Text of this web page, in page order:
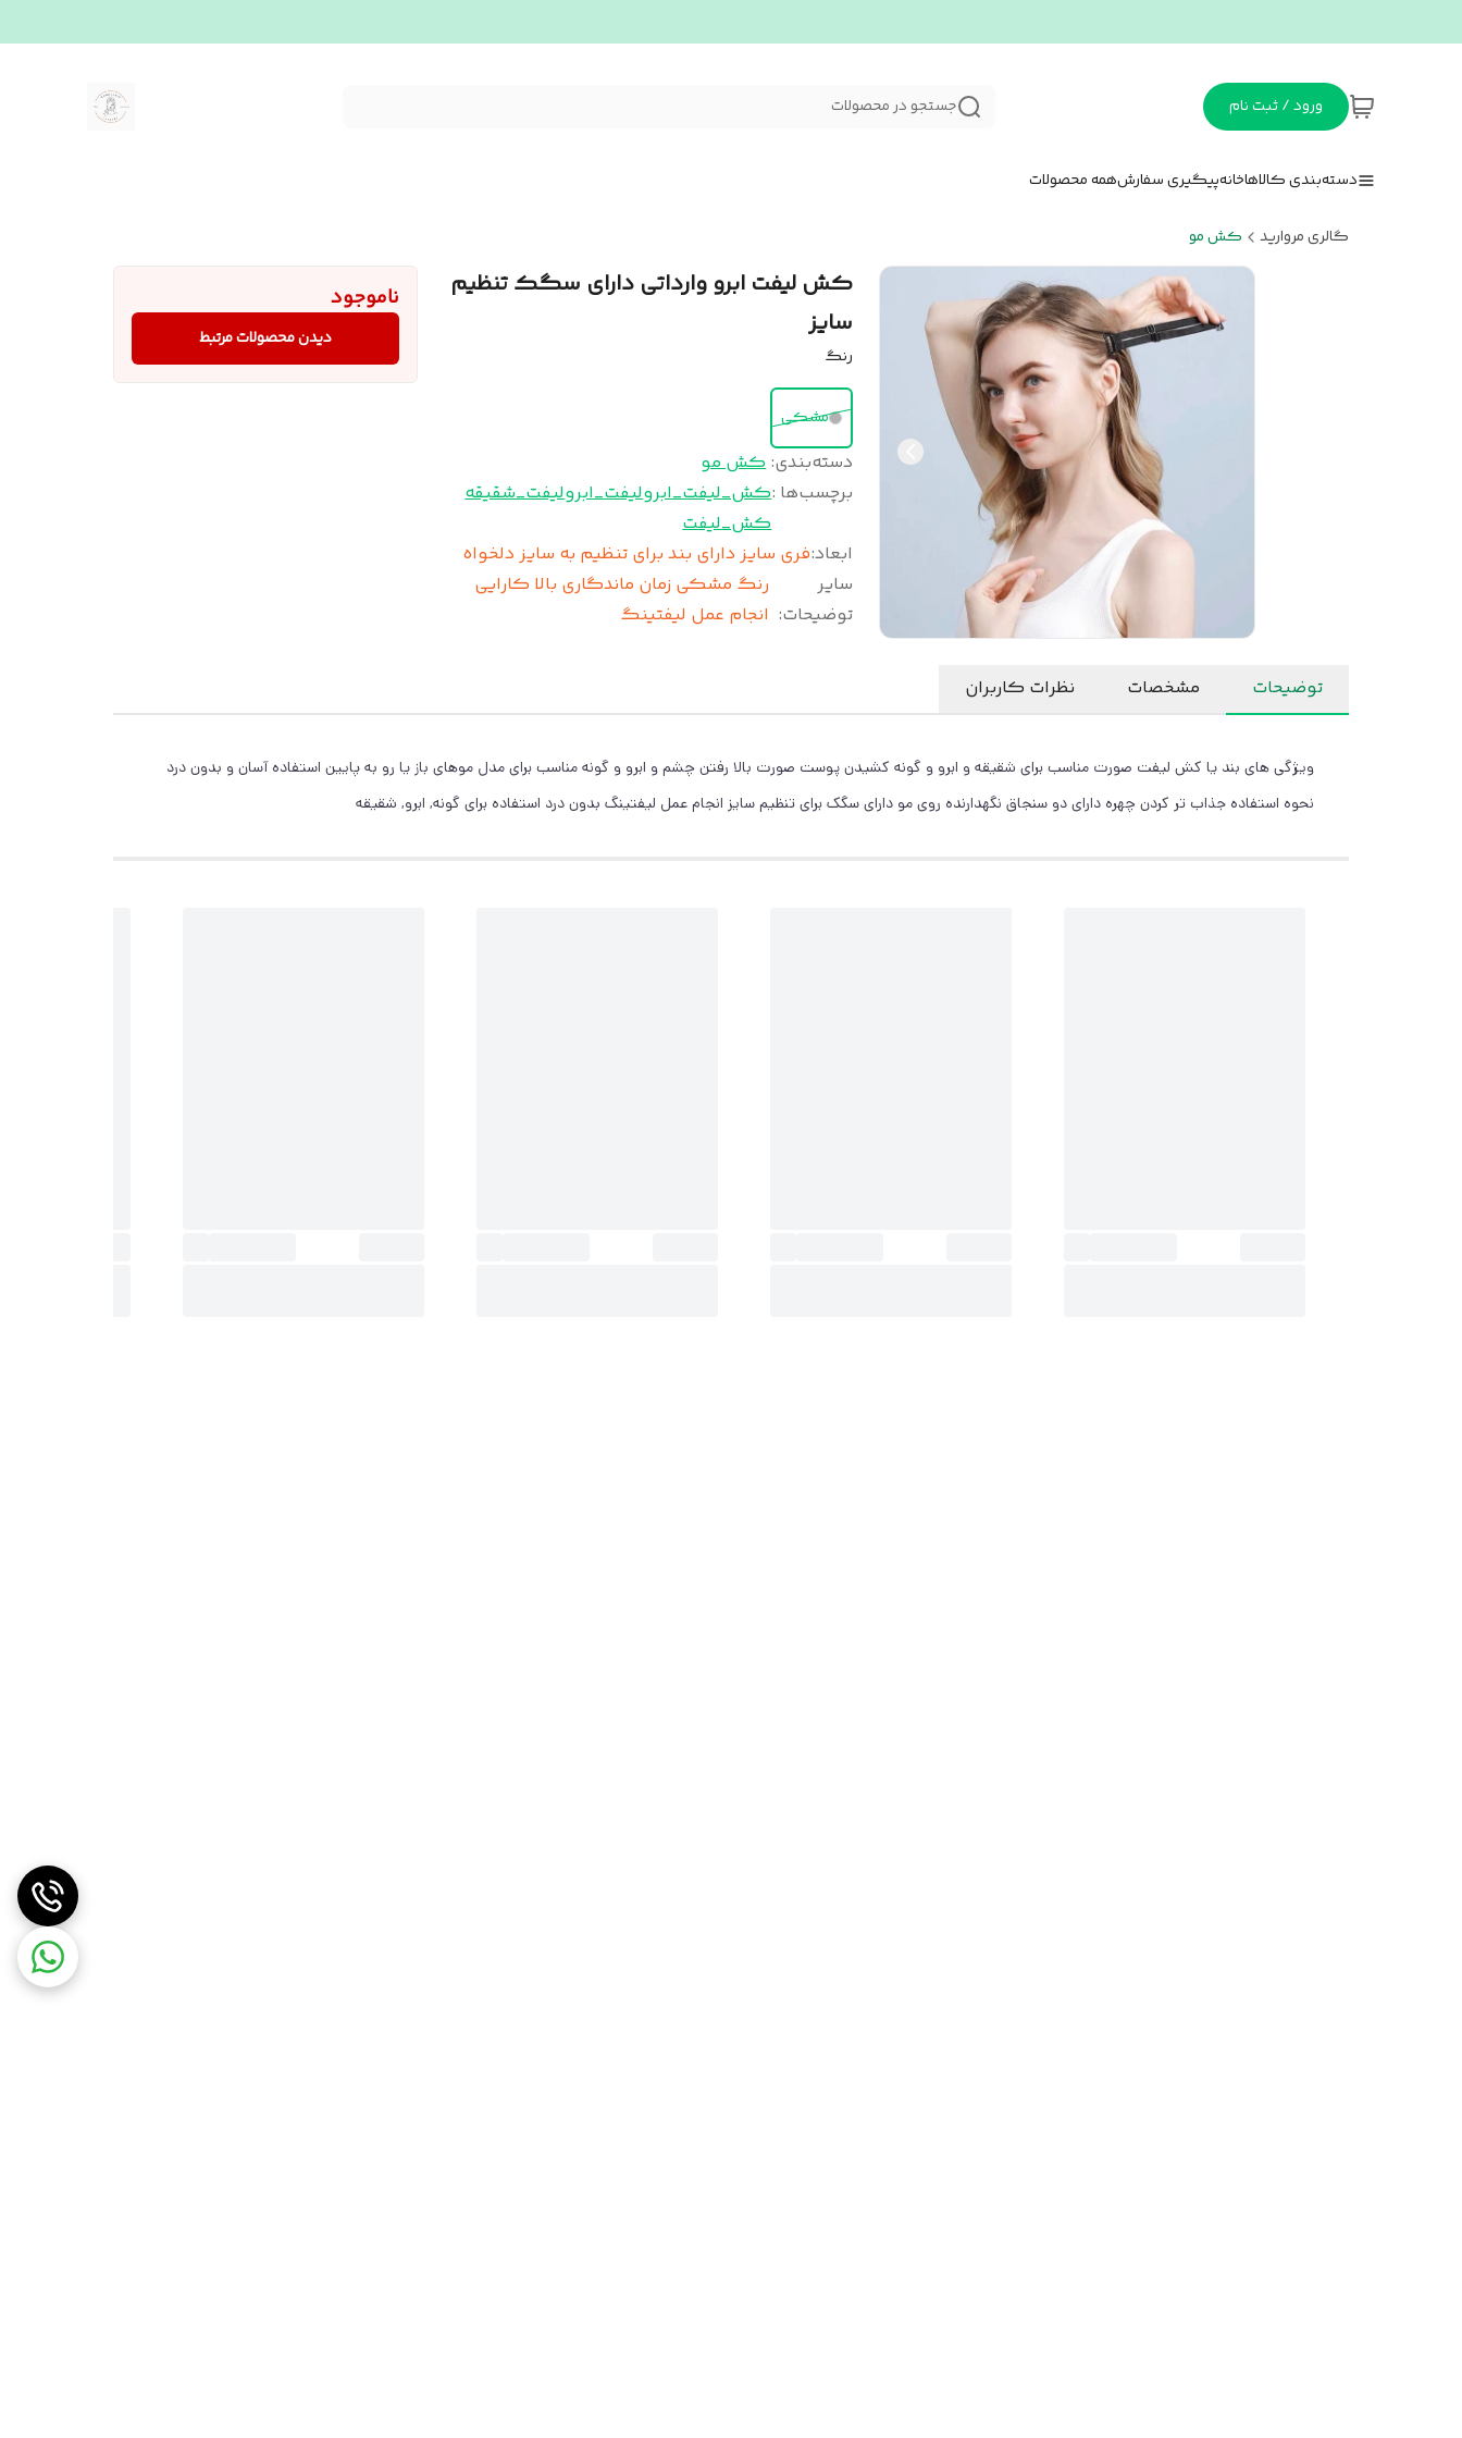
ورود / ثبت نام جستجو در محصولات
دسته‌بندی کالاهاخانهپیگیری سفارشهمه محصولات
گالری مروارید کش مو
کش لیفت ابرو وارداتی دارای سگک تنظیم
سایز
رنگ
مشکی
دسته‌بندی:کش مو
برچسب‌ها :کش_لیفت_ابرولیفت_ابرولیفت_شقیقه
کش_لیفت
ابعاد:فری سایز دارای بند برای تنظیم به سایز دلخواه
سایر
توضیحات:
رنگ مشکی زمان ماندگاری بالا کارایی
انجام عمل لیفتینگ
ناموجود
دیدن محصولات مرتبط
توضیحات مشخصات نظرات کاربران
ویژگی های بند یا کش لیفت صورت مناسب برای شقیقه و ابرو و گونه کشیدن پوست صورت بالا رفتن چشم و ابرو و گونه مناسب برای مدل موهای باز یا رو به پایین استفاده آسان و بدون درد
نحوه استفاده جذاب تر کردن چهره دارای دو سنجاق نگهدارنده روی مو دارای سگک برای تنظیم سایز انجام عمل لیفتینگ بدون درد استفاده برای گونه, ابرو, شقیقه